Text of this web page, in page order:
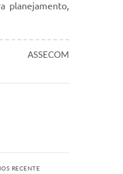
planejamento,
ASSECOM
RECENTE